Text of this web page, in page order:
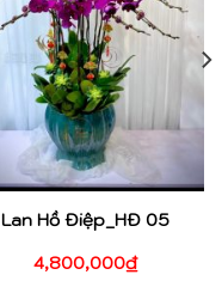
Lan Hồ Điệp_HĐ 05
4,800,000₫